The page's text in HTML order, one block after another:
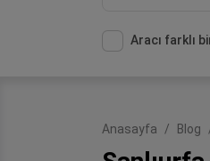
Aracı farklı
Anasayfa Blog